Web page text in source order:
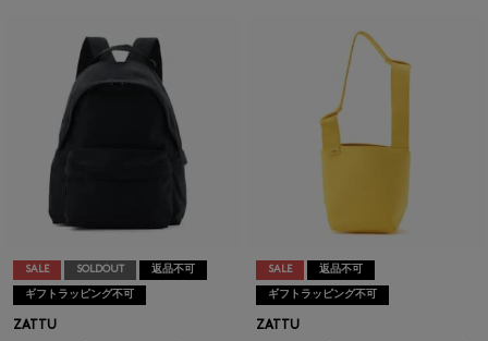
SALE SOLDOUT 返品不可
ギフトラッピング不可
ZATTU
SALE 返品不可
ギフトラッピング不可
ZATTU